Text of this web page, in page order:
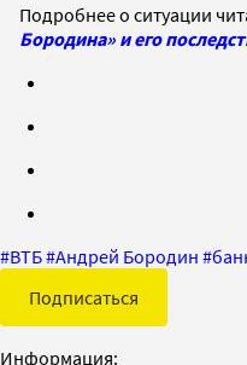
Подробнее о ситуации
Бородина» и его
#ВТБ#Андрей Бородин #
Подписаться
Информация: